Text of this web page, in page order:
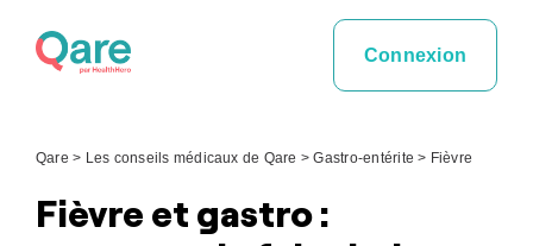
Connexion
Qare > Les conseils médicaux de Qare >Gastro-entérite > Fièvre
Fièvre et gastro :